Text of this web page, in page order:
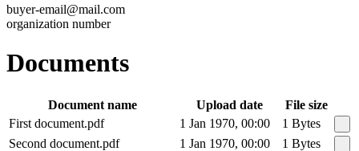
buyer-email@mail.com
organization number
Documents
Document name Upload date
File size
First document.pdf
1 Jan 1970, 00:00
1 Bytes
Second document.pdf
1 Jan 1970, 00:00
1 Bytes